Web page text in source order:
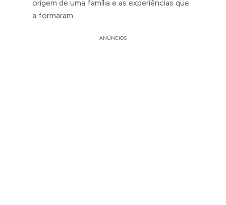
origem de uma família e as experiências que
a formaram.
ANÚNCIOS